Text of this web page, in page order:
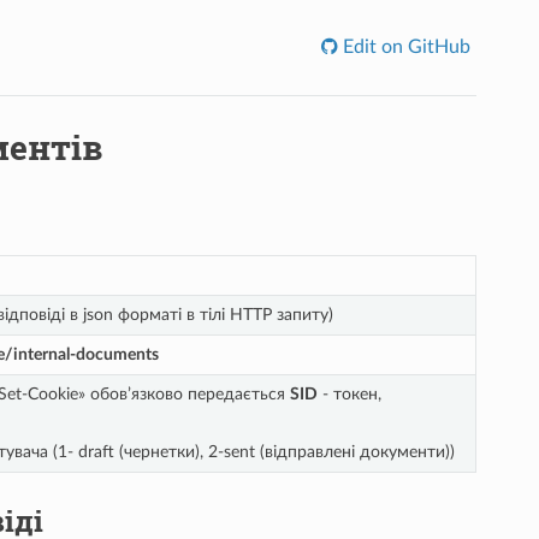
Edit on GitHub
в json форматі в тілі HTTP запиту)
internal-documents
Cookie» обов’язково передається SID - токен,
(1- draft (чернетки), 2-sent (відправлені документи))